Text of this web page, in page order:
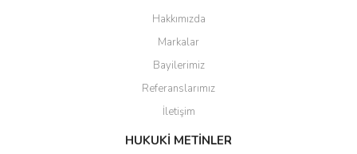
Ürün resmi kalitesiz, bozuk veya görüntülenemiyor.
Ürün açıklamasında eksik bilgiler bulunuyor.
Ürün bilgilerinde hatalar bulunuyor.
Ürün fiyatı diğer sitelerden daha pahalı.
Bu ürüne benzer farklı alternatifler olmalı.
Hakkımızda
Markalar
Bayilerimiz
Referanslarımız
İletişim
HUKUKİ METİNLER